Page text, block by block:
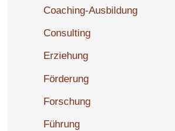
Coaching-Ausbildung
Consulting
Erziehung
Förderung
Forschung
Führung